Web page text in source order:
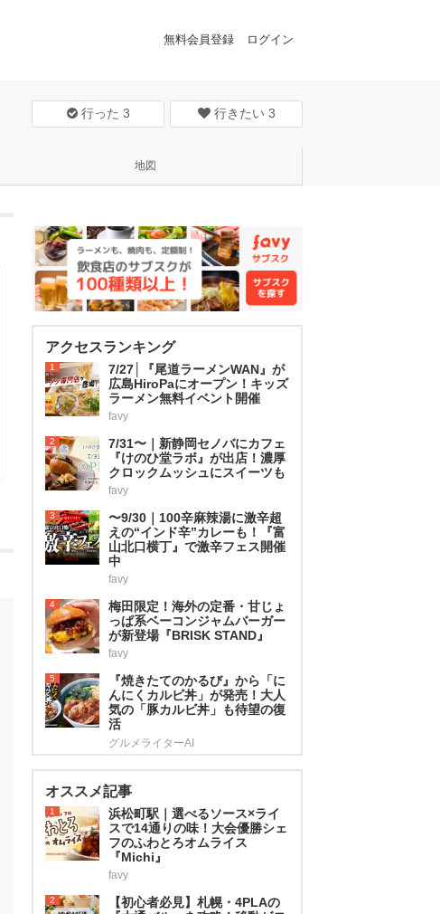
無料会員登録 ログイン
行った 3 行きたい 3
地図
アクセスランキング
1
7/27│『尾道ラーメンWAN』が
広島HiroPaにオープン！キッズ
ラーメン無料イベント開催
favy
2
7/31〜｜新静岡セノバにカフェ
『けのひ堂ラボ』が出店！濃厚
クロックムッシュにスイーツも
favy
3
〜9/30｜100辛麻辣湯に激辛超
えの“インド辛”カレーも！『富
山北口横丁』で激辛フェス開催
中
favy
4
梅田限定！海外の定番・甘じょ
っぱ系ベーコンジャムバーガー
が新登場『BRISK STAND』
favy
5
『焼きたてのかるび』から「に
んにくカルビ丼」が発売！大人
気の「豚カルビ丼」も待望の復
活
グルメライターAI
オススメ記事
1
浜松町駅｜選べるソース×ライ
スで14通りの味！大会優勝シェ
フのふわとろオムライス
『Michi』
favy
2
【初心者必見】札幌・4PLAの